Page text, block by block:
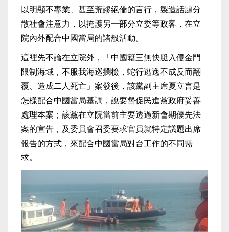
以明顯不專業、甚至荒謬絕倫的言行，製造話題分
散社會注意力，以掩護另一部分立委等政客，在立
院內外配合中國當局的諸般活動。
這裡先不論在立院外，「中國籍三無快艇入侵金門
限制海域，不服我海巡攔檢，蛇行逃逸不成反而翻
覆、造成二人死亡」案發後，該黨副主席夏立言是
怎樣配合中國當局基調，說要督促民進黨政府妥善
處理本案；該黨在立院當前主要透過新會期優先法
案的宣告，及委員會召委要求官員就特定議題出席
報告的方式，來配合中國當局對台工作的不同需
求。